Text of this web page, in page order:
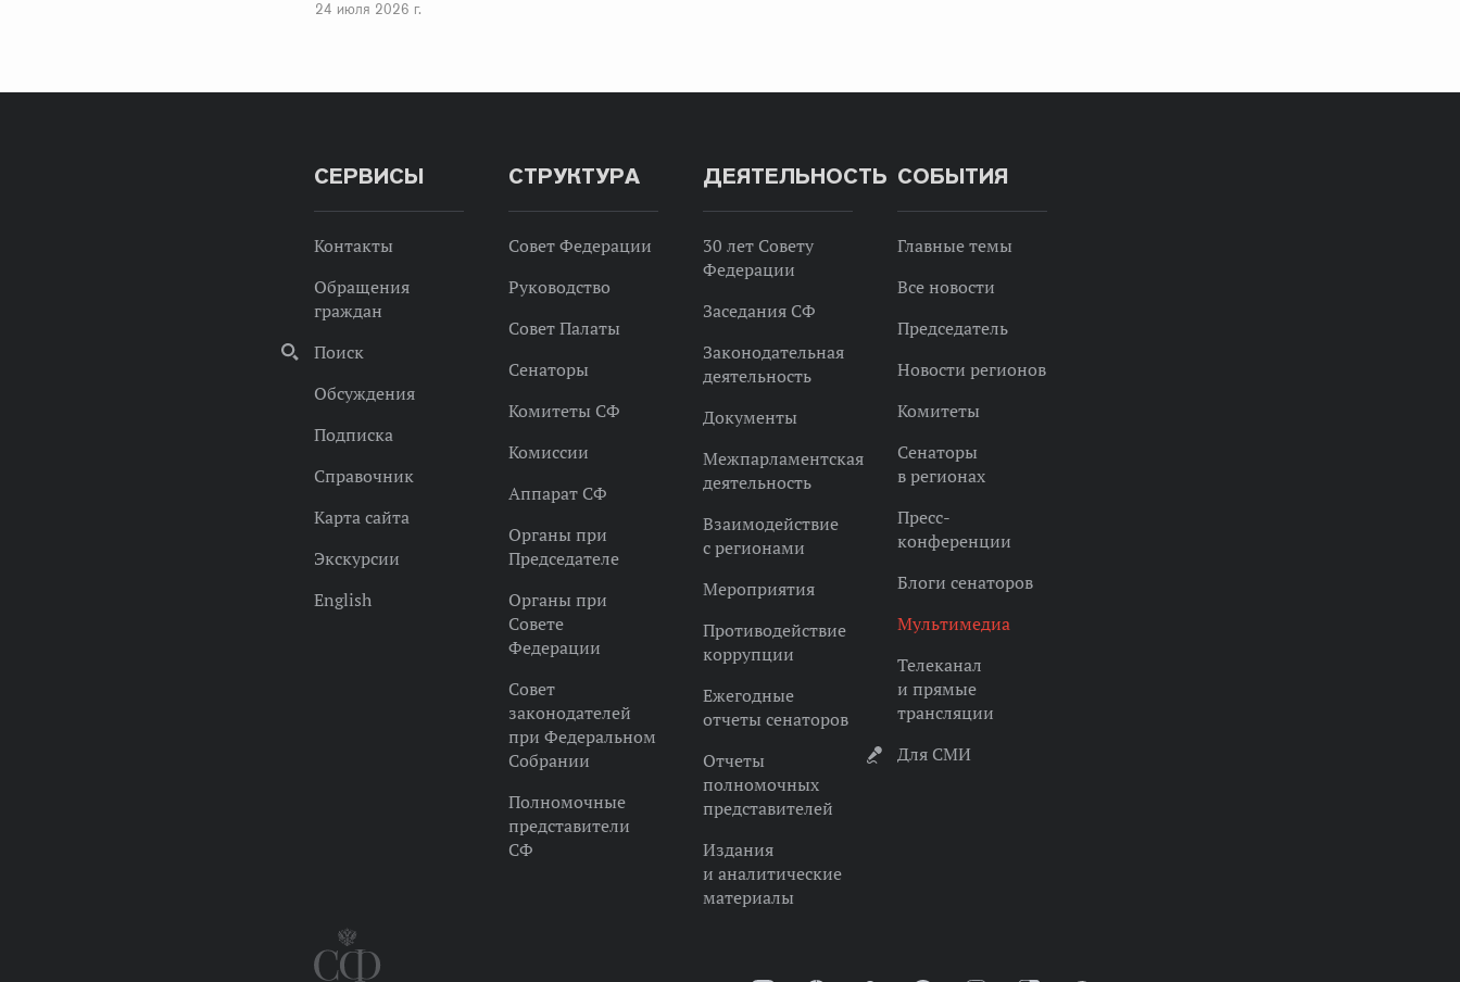
24 июля 2026 г.
СЕРВИСЫ
Контакты
Обращения
граждан
Поиск
Обсуждения
Подписка
Справочник
Карта сайта
Экскурсии
English
СТРУКТУРА
Совет Федерации
Руководство
Совет Палаты
Сенаторы
Комитеты СФ
Комиссии
Аппарат СФ
Органы при
Председателе
Органы при
Совете
Федерации
Совет
законодателей
при Федеральном
Собрании
Полномочные
представители
СФ
ДЕЯТЕЛЬНОСТЬ
30 лет Совету
Федерации
Заседания СФ
Законодательная
деятельность
Документы
Межпарламентская
деятельность
Взаимодействие
с регионами
Мероприятия
Противодействие
коррупции
Ежегодные
отчеты сенаторов
Отчеты
полномочных
представителей
Издания
и аналитические
материалы
СОБЫТИЯ
Главные темы
Все новости
Председатель
Новости регионов
Комитеты
Сенаторы
в регионах
Пресс-
конференции
Блоги сенаторов
Мультимедиа
Телеканал
и прямые
трансляции
Для СМИ